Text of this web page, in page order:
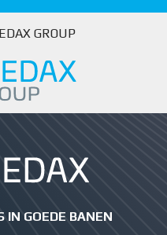
GROUP
IN GOEDE BANEN